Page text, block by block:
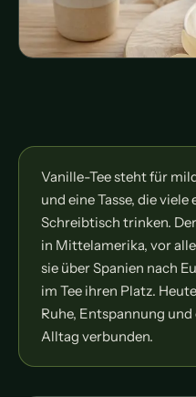
Vanille-Tee steht für
und eine Tasse, die
Schreibtisch trinken.
in Mittelamerika, vor
sie über Spanien nach
im Tee ihren Platz.
Ruhe, Entspannung
Alltag verbunden.